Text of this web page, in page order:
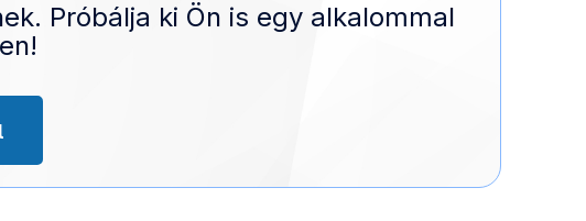
Próbálja ki Ön is egy alkalommal